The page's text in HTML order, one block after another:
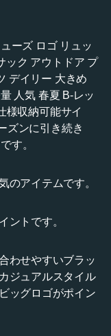
ーズ ロゴ リュッ
ック アウトドア プ
デイリー 大きめ
人気 春夏 B-レッ
様収納可能サイ
ズンに引き続き
す。
のアイテムです。
ントです。
わせやすいブラッ
ジュアルスタイル
ッグロゴがポイン